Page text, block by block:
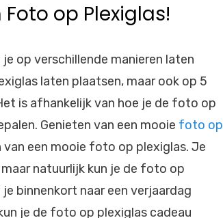
op Plexiglas!
op verschillende manieren laten
laten plaatsen, maar ook op 5
is afhankelijk van hoe je de foto op
Genieten van een mooie foto op
een mooie foto op plexiglas. Je
natuurlijk kun je de foto op
binnenkort naar een verjaardag
je de foto op plexiglas cadeau